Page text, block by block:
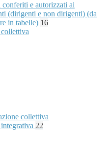
e autorizzati ai
(dirigenti e non dirigenti) (da
in tabelle) 16
collettiva
22